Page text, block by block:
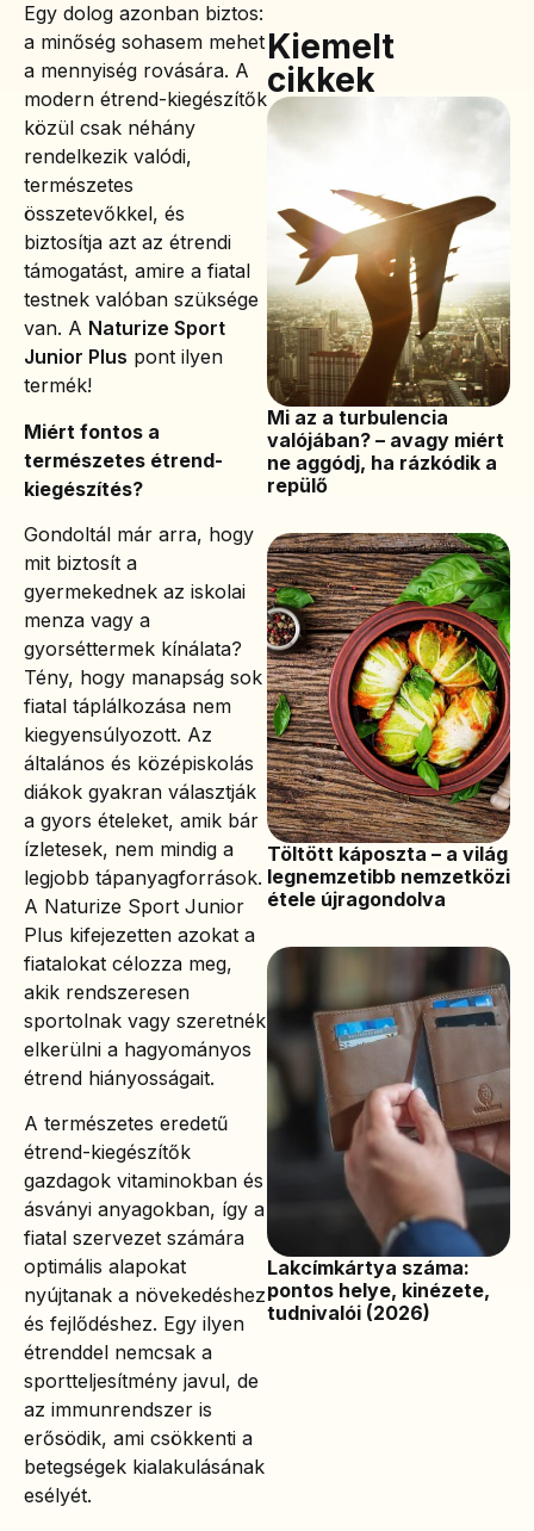
Egy dolog azonban biztos:
a minőség sohasem mehet
a mennyiség rovására. A
modern étrend-kiegészítők
közül csak néhány
rendelkezik valódi,
természetes
összetevőkkel, és
biztosítja azt az étrendi
támogatást, amire a fiatal
testnek valóban szüksége
van. A Naturize Sport
Junior Plus pont ilyen
termék!
Miért fontos a
természetes étrend-
kiegészítés?
Gondoltál már arra, hogy
mit biztosít a
gyermekednek az iskolai
menza vagy a
gyorséttermek kínálata?
Tény, hogy manapság sok
fiatal táplálkozása nem
kiegyensúlyozott. Az
általános és középiskolás
diákok gyakran választják
a gyors ételeket, amik bár
ízletesek, nem mindig a
legjobb tápanyagforrások.
A Naturize Sport Junior
Plus kifejezetten azokat a
fiatalokat célozza meg,
akik rendszeresen
sportolnak vagy szeretnék
elkerülni a hagyományos
étrend hiányosságait.
A természetes eredetű
étrend-kiegészítők
gazdagok vitaminokban és
ásványi anyagokban, így a
fiatal szervezet számára
optimális alapokat
nyújtanak a növekedéshez
és fejlődéshez. Egy ilyen
étrenddel nemcsak a
sportteljesítmény javul, de
az immunrendszer is
erősödik, ami csökkenti a
betegségek kialakulásának
esélyét.
Kiemelt
cikkek
Mi az a turbulencia
valójában? – avagy miért
ne aggódj, ha rázkódik a
repülő
Töltött káposzta – a világ
legnemzetibb nemzetközi
étele újragondolva
Lakcímkártya száma:
pontos helye, kinézete,
tudnivalói (2026)